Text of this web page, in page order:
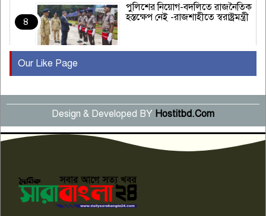
৪
পুলিশের নিয়োগ-বদলিতে রাজনৈতিক
হস্তক্ষেপ নেই -রাজশাহীতে স্বরাষ্ট্রমন্ত্রী
৫
বছর পূর্তি উদযাপন
৬
সংবাদ সম্মেলনে অভিযোগ অস্বীকার
উদ্দেশ্য প্রণোদিত সংবাদ প্রকাশের
প্রতিবাদ নাজির হাসানের
৭
কেটে ঘরে ঢুকে স্কুল শিক্ষিকাকে হত্যা
টয়লেটের ট্যাংকি থেকে লাশ উদ্ধার
Our Like Page
Design & Developed BY Hostitbd.Com